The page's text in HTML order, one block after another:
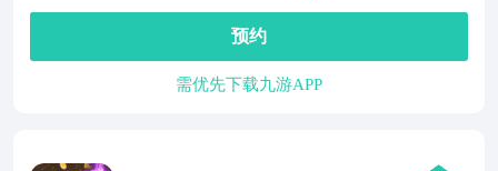
预约
需优先下载九游APP